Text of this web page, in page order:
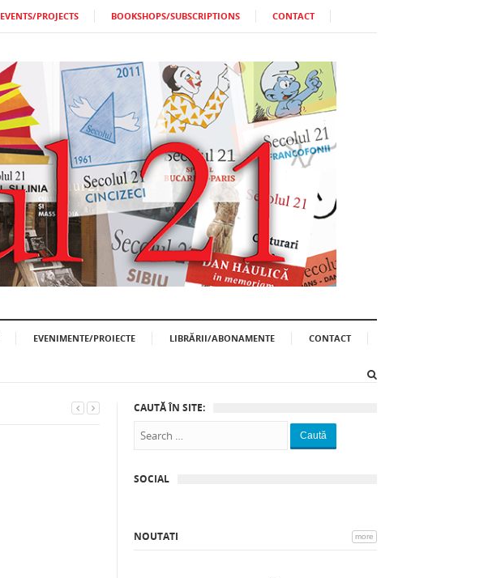
EVENTS/PROJECTS BOOKSHOPS/SUBSCRIPTIONS CONTACT
EVENIMENTE/PROIECTE LIBRĂRII/ABONAMENTE CONTACT
CAUTĂ ÎN SITE:
Caută
SOCIAL
NOUTATI more